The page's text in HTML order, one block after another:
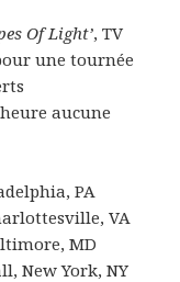
Of Light’, TV
une tournée
aucune
PA
VA
MD
New York, NY